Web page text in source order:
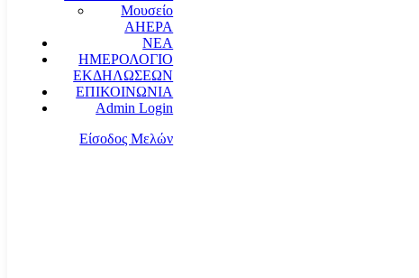
Μουσείο
AHEPA
ΝΕΑ
ΗΜΕΡΟΛΟΓΙΟ
ΕΚΔΗΛΩΣΕΩΝ
ΕΠΙΚΟΙΝΩΝΙΑ
Admin Login
Είσοδος Μελών